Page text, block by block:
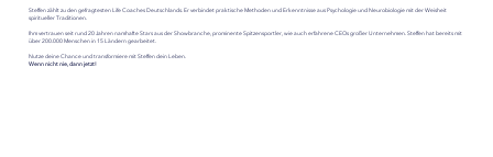
Steffen zählt zu den gefragtesten Life Coaches Deutschlands. Er verbindet praktische Methoden und Erkenntnisse aus Psychologie und Neurobiologie mit der Weisheit
spiritueller Traditionen.
Ihm vertrauen seit rund 20 Jahren namhafte Stars aus der Showbranche, prominente Spitzensportler, wie auch erfahrene CEOs großer Unternehmen. Steffen hat bereits mit
über 200.000 Menschen in 15 Ländern gearbeitet.
Nutze deine Chance und transformiere mit Steffen dein Leben.
Wenn nicht nie, dann jetzt!